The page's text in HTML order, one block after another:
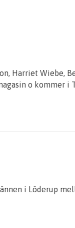
Harriet Wiebe,
o kommer i
i Löderup